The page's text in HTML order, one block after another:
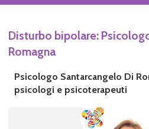
Disturbo bipolare:
Romagna
Psicologo Santarcangelo Di
psicologi e psicoterapeuti